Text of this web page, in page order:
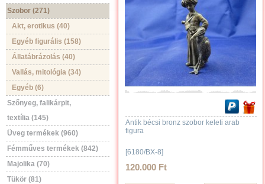
Szobor (271)
Akt, erotikus (40)
Egyéb figurális (158)
Állatábrázolás (40)
Vallás, mitológia (34)
Egyéb (6)
Szőnyeg, falikárpit,
textília (145)
Üveg termékek (960)
Fémműves termékek (842)
Majolika (70)
Tükör (81)
Antik bécsi bronz szobor keleti arab
figura
[6180/BX-8]
120.000 Ft